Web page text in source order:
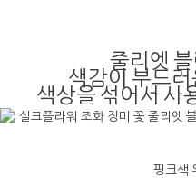
줄리엣
색감이 부드
색상을 섞어서 사
핑크색